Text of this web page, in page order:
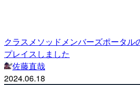
クラスメソッドメンバーズポータル
プレイスしました
佐藤直哉
2024.06.18